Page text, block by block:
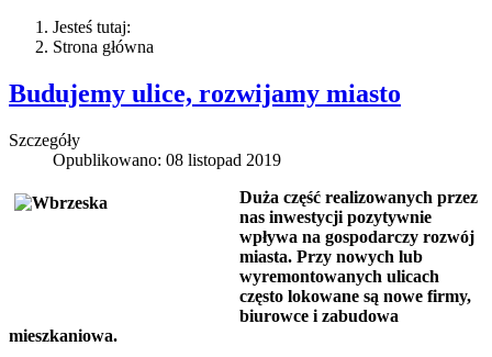
Jesteś tutaj:
Strona główna
Budujemy ulice, rozwijamy miasto
Szczegóły
Opublikowano: 08 listopad 2019
Duża część realizowanych przez
nas inwestycji pozytywnie
wpływa na gospodarczy rozwój
miasta. Przy nowych lub
wyremontowanych ulicach
często lokowane są nowe firmy,
biurowce i zabudowa
mieszkaniowa.